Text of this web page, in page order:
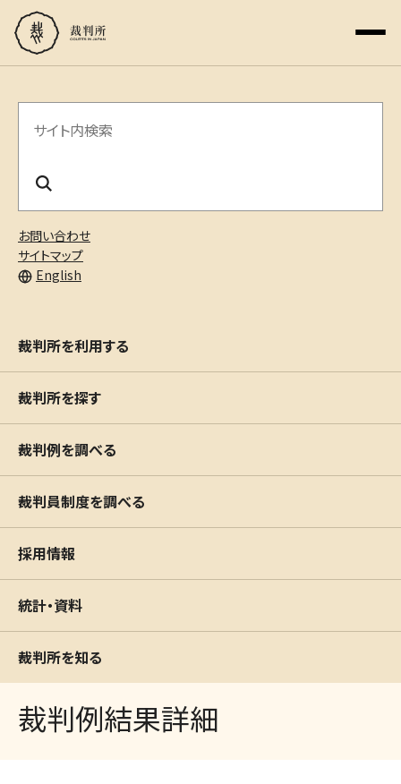
お問い合わせ
サイトマップ
English
サ
内
検
索
裁判所を利用する
裁判所を探す
裁判例を調べる
裁判員制度を調べる
採用情報
統計・資料
裁判所を知る
裁判例結果詳細